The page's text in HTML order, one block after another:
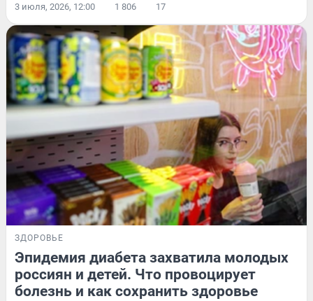
3 июля, 2026, 12:00 1 806 17
ЗДОРОВЬЕ
Эпидемия диабета захватила молодых
россиян и детей. Что провоцирует
болезнь и как сохранить здоровье